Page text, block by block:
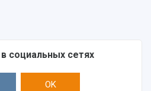
социальных сетях
OK